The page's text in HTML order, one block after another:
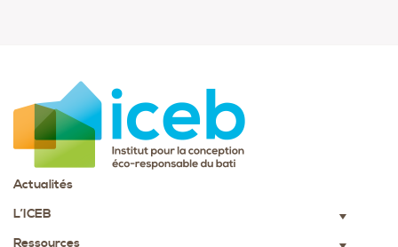
Actualités
L’ICEB
▼
Ressources